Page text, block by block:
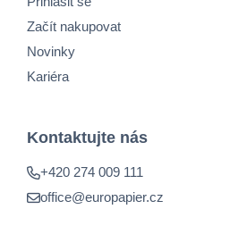
Začít nakupovat
Novinky
Kariéra
Kontaktujte nás
+420 274 009 111
office@europapier.cz